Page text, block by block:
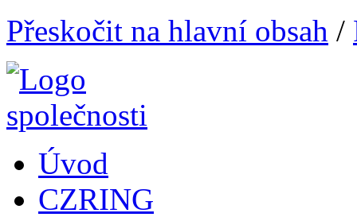
Přeskočit na hlavní obsah /
Úvod
CZRING